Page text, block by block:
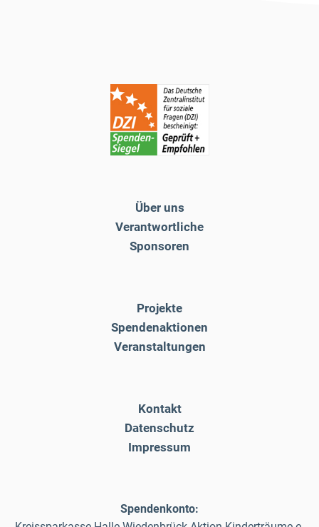
Über uns
Verantwortliche
Sponsoren
Projekte
Spendenaktionen
Veranstaltungen
Kontakt
Datenschutz
Impressum
Spendenkonto: